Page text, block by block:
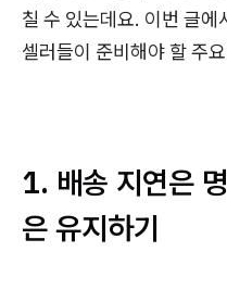
칠 수 있는데요. 이번 글에
셀러들이 준비해야 할 주
1. 배송 지연은
은 유지하기